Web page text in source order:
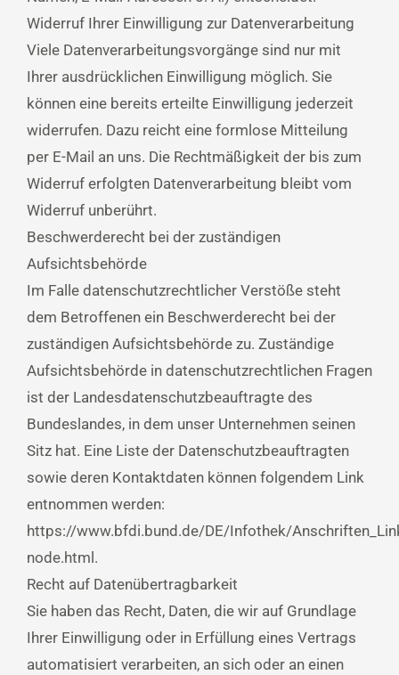
Widerruf Ihrer Einwilligung zur Datenverarbeitung
Viele Datenverarbeitungsvorgänge sind nur mit
Ihrer ausdrücklichen Einwilligung möglich. Sie
können eine bereits erteilte Einwilligung jederzeit
widerrufen. Dazu reicht eine formlose Mitteilung
per E-Mail an uns. Die Rechtmäßigkeit der bis zum
Widerruf erfolgten Datenverarbeitung bleibt vom
Widerruf unberührt.
Beschwerderecht bei der zuständigen
Aufsichtsbehörde
Im Falle datenschutzrechtlicher Verstöße steht
dem Betroffenen ein Beschwerderecht bei der
zuständigen Aufsichtsbehörde zu. Zuständige
Aufsichtsbehörde in datenschutzrechtlichen Fragen
ist der Landesdatenschutzbeauftragte des
Bundeslandes, in dem unser Unternehmen seinen
Sitz hat. Eine Liste der Datenschutzbeauftragten
sowie deren Kontaktdaten können folgendem Link
entnommen werden:
https://www.bfdi.bund.de/DE/Infothek/
node.html.
Recht auf Datenübertragbarkeit
Sie haben das Recht, Daten, die wir auf Grundlage
Ihrer Einwilligung oder in Erfüllung eines Vertrags
automatisiert verarbeiten, an sich oder an einen